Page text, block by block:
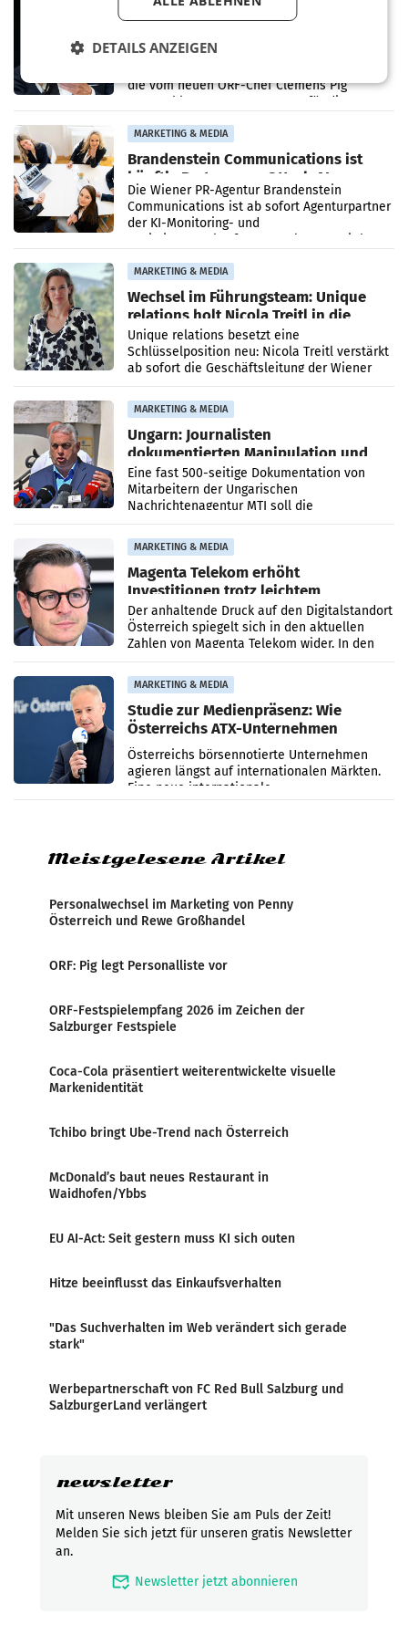
Stiftungsrat Lederer wehrt sich in
den SN gegen Vorwürfe
Mehrere Themen beschäftigen derzeit den
die vom neuen ORF-Chef Clemens Pig
vorgeschlagenen Besetzungen für die
MARKETING & MEDIA
Brandenstein Communications ist
künftig Partner von OtterlyAI
Die Wiener PR-Agentur Brandenstein
Communications ist ab sofort Agenturpartner
der KI-Monitoring- und
Optimierungsplattform OtterlyAI. Damit baut
MARKETING & MEDIA
Wechsel im Führungsteam: Unique
relations holt Nicola Treitl in die
Geschäftsleitung
Unique relations besetzt eine
Schlüsselposition neu: Nicola Treitl verstärkt
ab sofort die Geschäftsleitung der Wiener
PR-Agentur an der Seite von Josef Kalina und
Anna Kalina-Mahr.
MARKETING & MEDIA
Ungarn: Journalisten
dokumentierten Manipulation und
Zensur
Eine fast 500-seitige Dokumentation von
Mitarbeitern der Ungarischen
Nachrichtenagentur MTI soll die
systematische Nachrichten-Manipulation und
Zensur bei der Agentur während der Zeit
MARKETING & MEDIA
Magenta Telekom erhöht
Investitionen trotz leichtem
Umsatzrückgang
Der anhaltende Druck auf den Digitalstandort
Österreich spiegelt sich in den aktuellen
Zahlen von Magenta Telekom wider. In den
ersten sechs Monaten des laufenden Jahres
verzeichnete
MARKETING & MEDIA
Studie zur Medienpräsenz: Wie
Österreichs ATX-Unternehmen
international wahrgenommen
werden
Österreichs börsennotierte Unternehmen
agieren längst auf internationalen Märkten.
Eine neue internationale
Medienresonanzanalyse untersucht die
Meistgelesene Artikel
Personalwechsel im Marketing von Penny
Österreich und Rewe Großhandel
ORF: Pig legt Personalliste vor
ORF-Festspielempfang 2026 im Zeichen der
Salzburger Festspiele
Coca-Cola präsentiert weiterentwickelte visuelle
Markenidentität
Tchibo bringt Ube-Trend nach Österreich
McDonald’s baut neues Restaurant in
Waidhofen/Ybbs
EU AI-Act: Seit gestern muss KI sich outen
Hitze beeinflusst das Einkaufsverhalten
"Das Suchverhalten im Web verändert sich gerade
stark"
Werbepartnerschaft von FC Red Bull Salzburg und
SalzburgerLand verlängert
newsletter
Mit unseren News bleiben Sie am Puls der Zeit!
Melden Sie sich jetzt für unseren gratis Newsletter
an.
mark_email_read Newsletter jetzt abonnieren
DETAILS ANZEIGEN